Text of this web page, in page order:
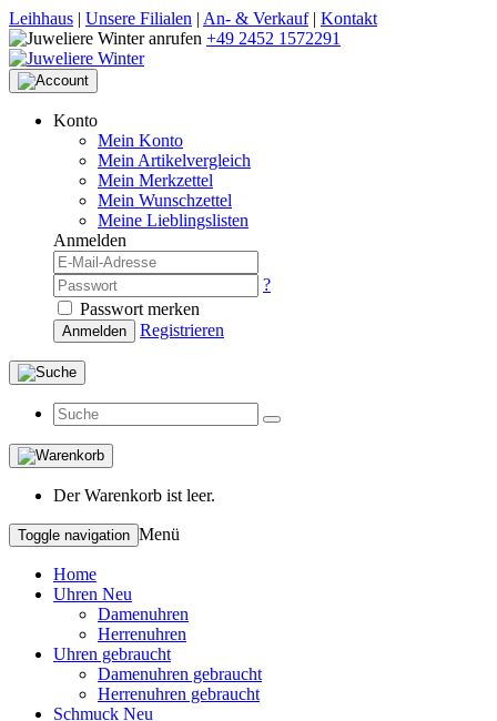
Leihhaus | Unsere Filialen | An- & Verkauf| Kontakt
+49 2452 1572291
Konto
Mein Konto
Mein Artikelvergleich
Mein Merkzettel
Mein Wunschzettel
Meine Lieblingslisten
Anmelden
?
Passwort merken
Anmelden Registrieren
Der Warenkorb ist leer.
Toggle navigation Menü
Home
Uhren Neu
Damenuhren
Herrenuhren
Uhren gebraucht
Damenuhren gebraucht
Herrenuhren gebraucht
Schmuck Neu